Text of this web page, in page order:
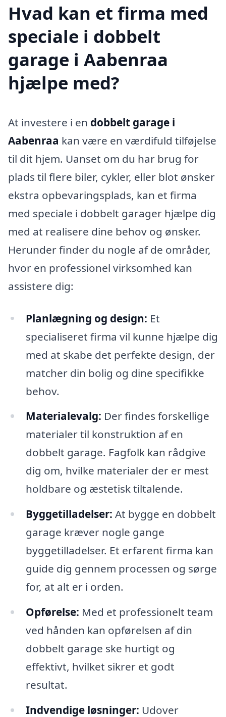
Hvad kan et firma med
speciale i dobbelt
garage i Aabenraa
hjælpe med?
At investere i en dobbelt garage i
Aabenraa kan være en værdifuld tilføjelse
til dit hjem. Uanset om du har brug for
plads til flere biler, cykler, eller blot ønsker
ekstra opbevaringsplads, kan et firma
med speciale i dobbelt garager hjælpe dig
med at realisere dine behov og ønsker.
Herunder finder du nogle af de områder,
hvor en professionel virksomhed kan
assistere dig:
Planlægning og design: Et
specialiseret firma vil kunne hjælpe dig
med at skabe det perfekte design, der
matcher din bolig og dine specifikke
behov.
Materialevalg: Der findes forskellige
materialer til konstruktion af en
dobbelt garage. Fagfolk kan rådgive
dig om, hvilke materialer der er mest
holdbare og æstetisk tiltalende.
Byggetilladelser: At bygge en dobbelt
garage kræver nogle gange
byggetilladelser. Et erfarent firma kan
guide dig gennem processen og sørge
for, at alt er i orden.
Opførelse: Med et professionelt team
ved hånden kan opførelsen af din
dobbelt garage ske hurtigt og
effektivt, hvilket sikrer et godt
resultat.
Indvendige løsninger: Udover